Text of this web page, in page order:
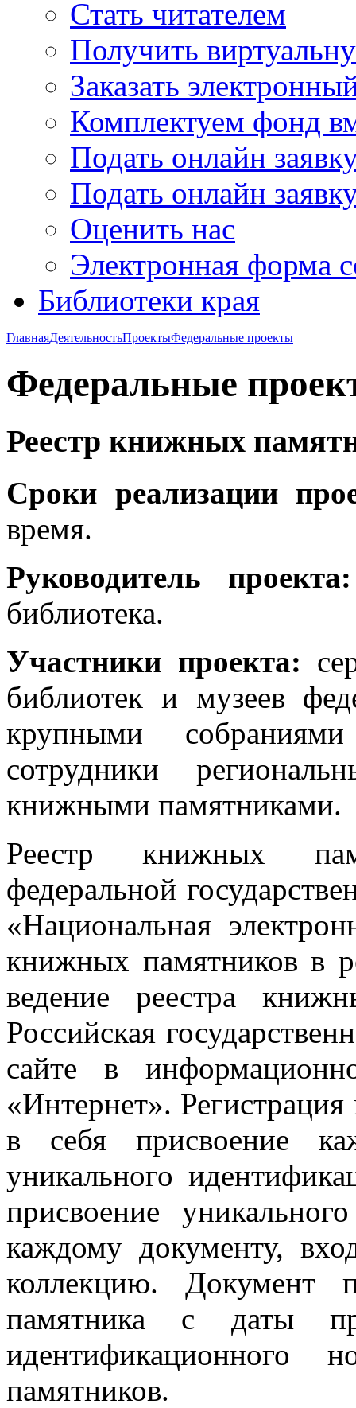
Стать читателем
Получить
Заказать
Комплектуем фонд
Подать онлайн
Подать онлайн
Оценить нас
Электронная форма
Библиотеки края
ГлавнаяДеятельностьПроектыФедеральные проекты
Федеральные
Реестр книжных
Сроки реализации
время.
Руководитель
библиотека.
Участники проекта:
библиотек и музеев
крупными
сотрудники
книжными памятниками.
Реестр книжных
федеральной
«Национальная
книжных памятников в
ведение реестра
Российская
сайте в
«Интернет».
в себя присвоение
уникального
присвоение
каждому документу,
коллекцию. Документ
памятника с даты
памятников.